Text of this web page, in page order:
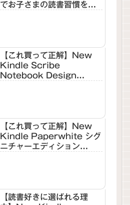
でお子さまの読書習慣を育
【これ買って正解】New
Kindle Scribe
Notebook Design
【これ買って正解】New
Kindle Paperwhite シグ
ニチャーエディション
【読書好きに選ばれる理